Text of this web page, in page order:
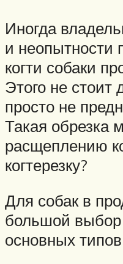
Иногда
и неопытности
когти собаки
Этого не
просто не
Такая обрезка
расщеплению
когтерезку?
Для собак в
большой выбор
основных